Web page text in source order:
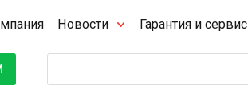
Новости Гарантия и сервис